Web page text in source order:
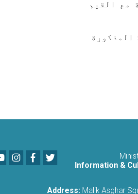
مع القيم
Information &
YoutubeLinkedIn
Facebook
Address: Malik Asghar